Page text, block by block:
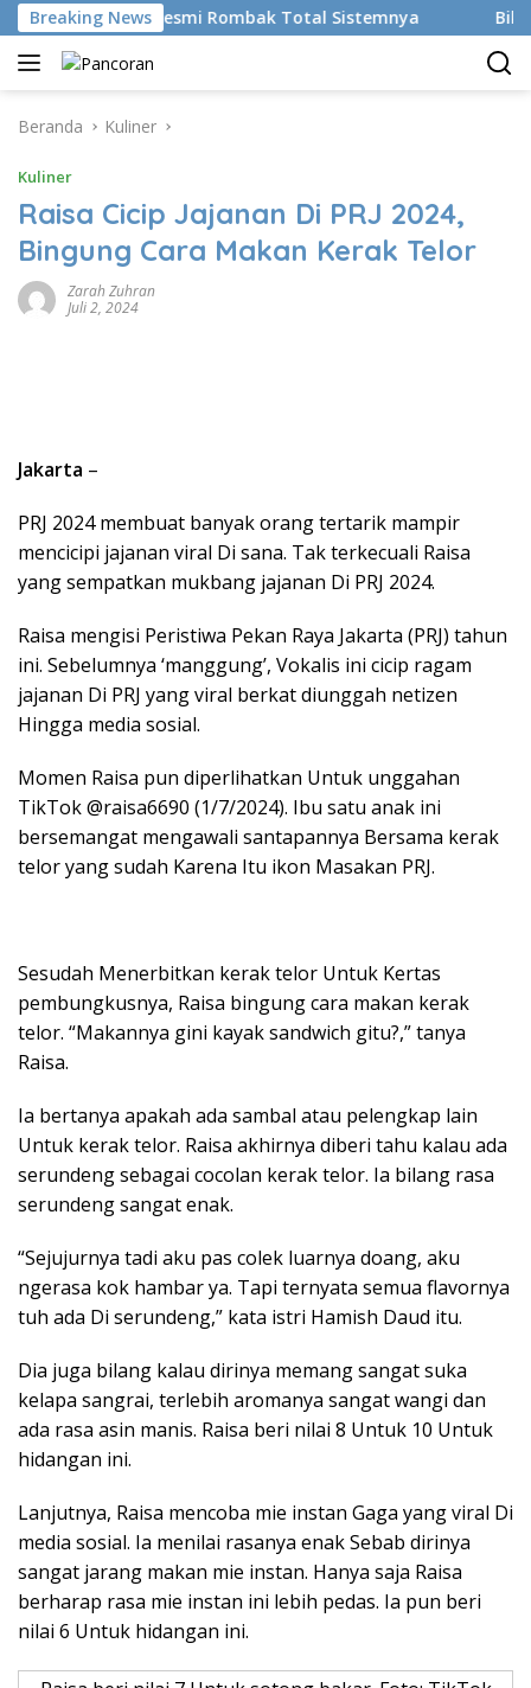
Langsung
ke
konten
Breaking News
BRMS Resmi Rombak Total Sistemnya Bikin Gen Z
Beranda Kuliner
Kuliner
Raisa Cicip Jajanan Di PRJ 2024,
Bingung Cara Makan Kerak Telor
Zarah Zuhran
Juli 2, 2024
Jakarta –
PRJ 2024 membuat banyak orang tertarik mampir
mencicipi jajanan viral Di sana. Tak terkecuali Raisa
yang sempatkan mukbang jajanan Di PRJ 2024.
Raisa mengisi Peristiwa Pekan Raya Jakarta (PRJ) tahun
ini. Sebelumnya ‘manggung’, Vokalis ini cicip ragam
jajanan Di PRJ yang viral berkat diunggah netizen
Hingga media sosial.
Momen Raisa pun diperlihatkan Untuk unggahan
TikTok @raisa6690 (1/7/2024). Ibu satu anak ini
bersemangat mengawali santapannya Bersama kerak
telor yang sudah Karena Itu ikon Masakan PRJ.
Sesudah Menerbitkan kerak telor Untuk Kertas
pembungkusnya, Raisa bingung cara makan kerak
telor. “Makannya gini kayak sandwich gitu?,” tanya
Raisa.
Ia bertanya apakah ada sambal atau pelengkap lain
Untuk kerak telor. Raisa akhirnya diberi tahu kalau ada
serundeng sebagai cocolan kerak telor. Ia bilang rasa
serundeng sangat enak.
“Sejujurnya tadi aku pas colek luarnya doang, aku
ngerasa kok hambar ya. Tapi ternyata semua flavornya
tuh ada Di serundeng,” kata istri Hamish Daud itu.
Dia juga bilang kalau dirinya memang sangat suka
kelapa sangrai, terlebih aromanya sangat wangi dan
ada rasa asin manis. Raisa beri nilai 8 Untuk 10 Untuk
hidangan ini.
Lanjutnya, Raisa mencoba mie instan Gaga yang viral Di
media sosial. Ia menilai rasanya enak Sebab dirinya
sangat jarang makan mie instan. Hanya saja Raisa
berharap rasa mie instan ini lebih pedas. Ia pun beri
nilai 6 Untuk hidangan ini.